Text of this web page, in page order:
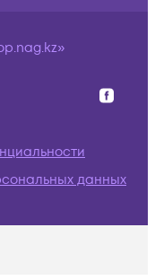
данных